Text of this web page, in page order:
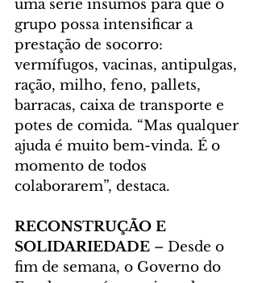
uma série insumos para que o
grupo possa intensificar a
prestação de socorro:
vermífugos, vacinas, antipulgas,
ração, milho, feno, pallets,
barracas, caixa de transporte e
potes de comida. “Mas qualquer
ajuda é muito bem-vinda. É o
momento de todos
colaborarem”, destaca.
RECONSTRUÇÃO E
SOLIDARIEDADE – Desde o
fim de semana, o Governo do